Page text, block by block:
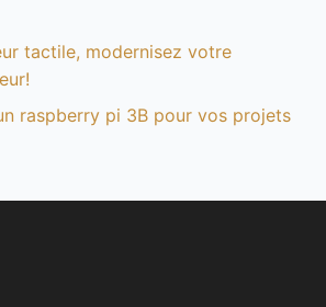
tactile, modernisez votre
raspberry pi 3B pour vos projets